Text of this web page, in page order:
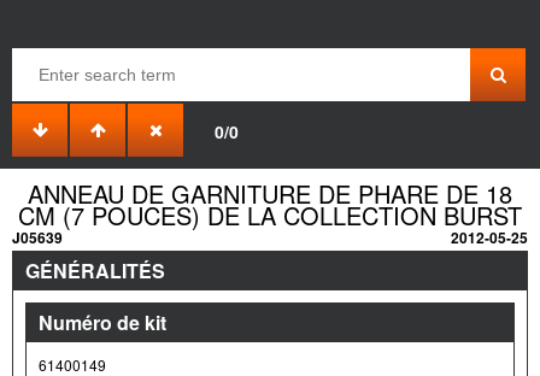
0/0
ANNEAU DE GARNITURE DE PHARE DE 18
CM (7 POUCES) DE LA COLLECTION BURST
J05639 2012-05-25
GÉNÉRALITÉS
Numéro de kit
61400149